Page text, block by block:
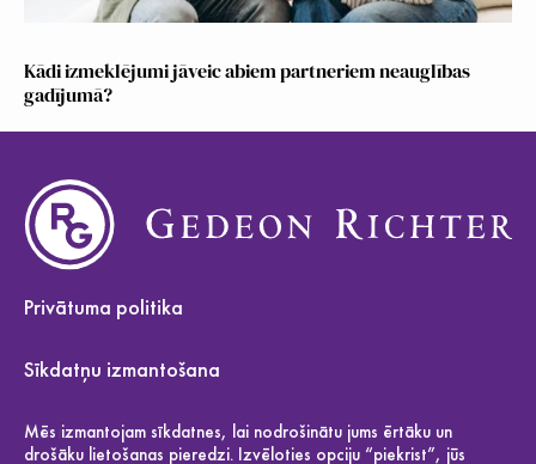
Mēs izmantojam sīkdatnes, lai nodrošinātu jums ērtāku un
drošāku lietošanas pieredzi. Izvēloties opciju “piekrist”, jūs
Kādi izmeklējumi jāveic abiem partneriem neauglības
gadījumā?
Privātuma politika
Sīkdatņu izmantošana
Par mums